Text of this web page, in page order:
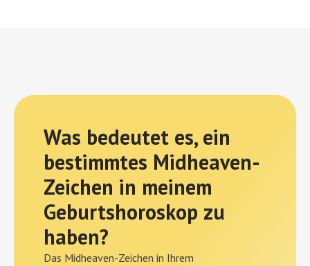
Was bedeutet es, ein
bestimmtes Midheaven-
Zeichen in meinem
Geburtshoroskop zu
haben?
Das Midheaven-Zeichen in Ihrem